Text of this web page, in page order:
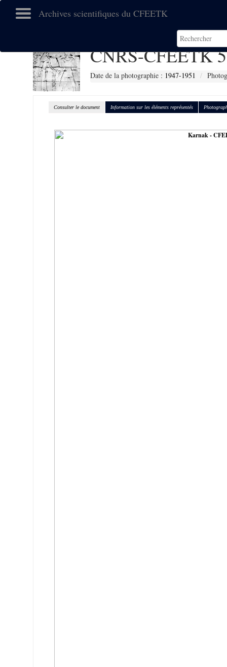
Archives scientifiques du CFEETK
CNRS-CFEETK
Date de la photographie : 1947-1951
Consulter le document Information sur les éléments représentés